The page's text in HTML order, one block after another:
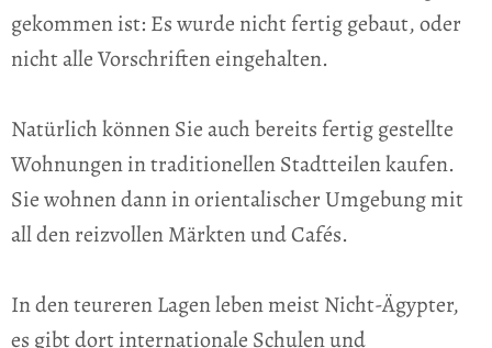
gekommen ist: Es wurde nicht fertig gebaut, oder
nicht alle Vorschriften eingehalten.
Natürlich können Sie auch bereits fertig gestellte
Wohnungen in traditionellen Stadtteilen kaufen.
Sie wohnen dann in orientalischer Umgebung mit
all den reizvollen Märkten und Cafés.
In den teureren Lagen leben meist Nicht-Ägypter,
es gibt dort internationale Schulen und